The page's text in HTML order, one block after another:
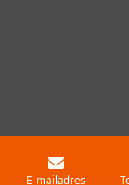
E-mailadres